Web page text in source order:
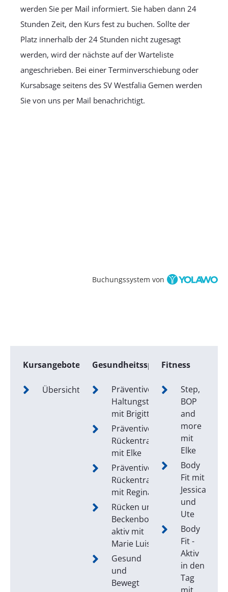
werden Sie per Mail informiert. Sie haben dann 24
Stunden Zeit, den Kurs fest zu buchen. Sollte der
Platz innerhalb der 24 Stunden nicht zugesagt
werden, wird der nächste auf der Warteliste
angeschrieben. Bei einer Terminverschiebung oder
Kursabsage seitens des SV Westfalia Gemen werden
Sie von uns per Mail benachrichtigt.
Buchungssystem von
Kursangebote
Übersicht
Gesundheitssport
Präventives
Haltungstraining
mit Brigitte
Präventives
Rückentraining
mit Elke
Präventives
Rückentraining
mit Regina
Rücken und
Beckenboden
aktiv mit
Marie Luise
Gesund
und
Bewegt
Fitness
Step,
BOP
and
more
mit
Elke
Body
Fit mit
Jessica
und
Ute
Body
Fit -
Aktiv
in den
Tag